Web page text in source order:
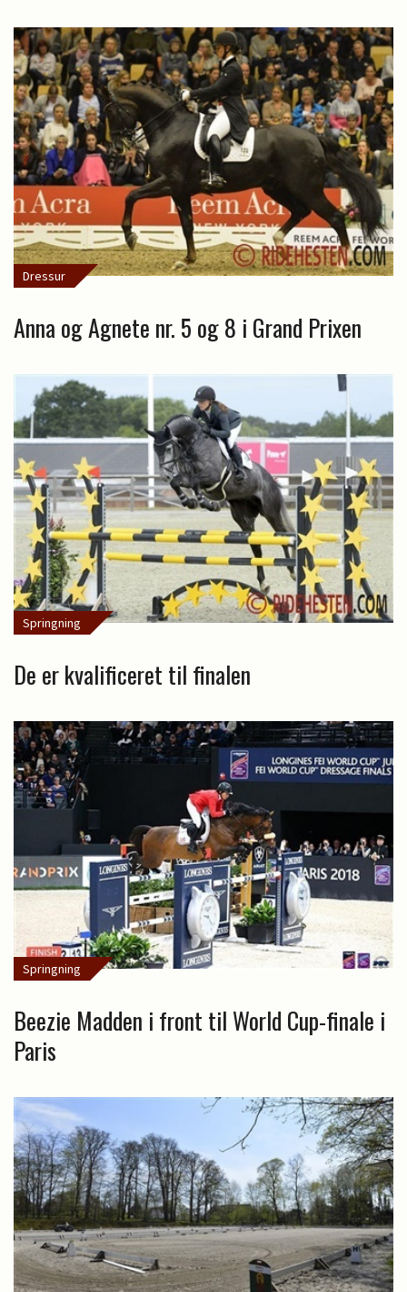
Dressur
Anna og Agnete nr. 5 og 8 i Grand Prixen
Springning
De er kvalificeret til finalen
Springning
Beezie Madden i front til World Cup-finale i
Paris